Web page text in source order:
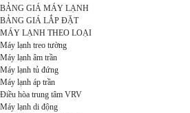
BẢNG GIÁ MÁY LẠNH
BẢNG GIÁ LẮP ĐẶT
MÁY LẠNH THEO LOẠI
Máy lạnh treo tường
Máy lạnh âm trần
Máy lạnh tủ đứng
Máy lạnh áp trần
Điều hòa trung tâm VRV
Máy lạnh di động